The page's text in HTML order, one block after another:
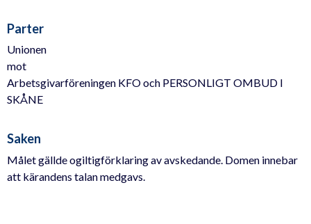
Parter
Unionen
mot
Arbetsgivarföreningen KFO och PERSONLIGT OMBUD I
SKÅNE
Saken
Målet gällde ogiltigförklaring av avskedande. Domen innebar
att kärandens talan medgavs.